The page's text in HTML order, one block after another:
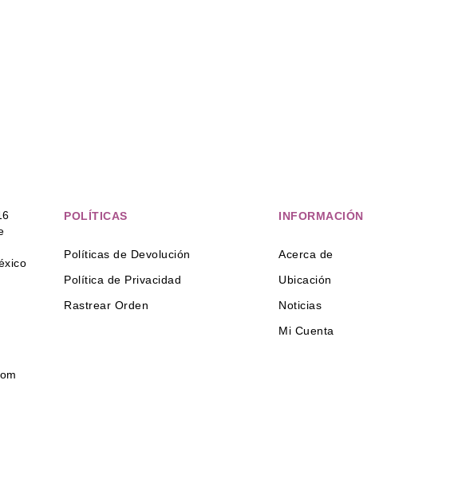
POLÍTICAS
Políticas de Devolución
Política de Privacidad
Rastrear Orden
INFORMACIÓN
Acerca de
Ubicación
Noticias
Mi Cuenta